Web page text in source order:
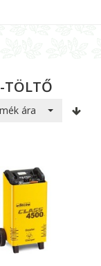
TÖLTŐ
ára